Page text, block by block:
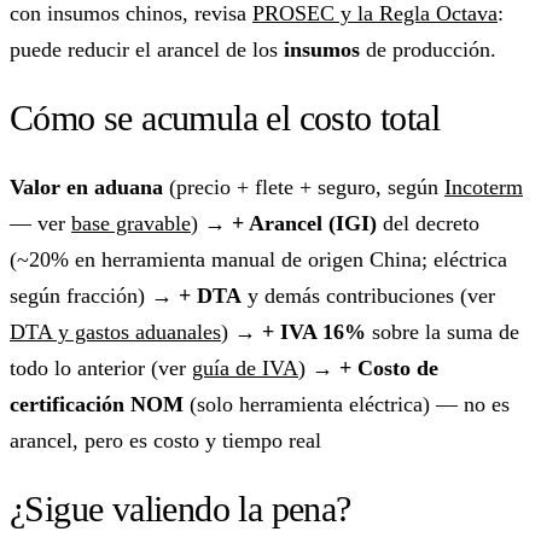
con insumos chinos, revisa PROSEC y la Regla Octava:
puede reducir el arancel de los insumos de producción.
Cómo se acumula el costo total
Valor en aduana (precio + flete + seguro, según Incoterm
— ver base gravable) → + Arancel (IGI) del decreto
(~20% en herramienta manual de origen China; eléctrica
según fracción) → + DTA y demás contribuciones (ver
DTA y gastos aduanales) → + IVA 16% sobre la suma de
todo lo anterior (ver guía de IVA) → + Costo de
certificación NOM (solo herramienta eléctrica) — no es
arancel, pero es costo y tiempo real
¿Sigue valiendo la pena?